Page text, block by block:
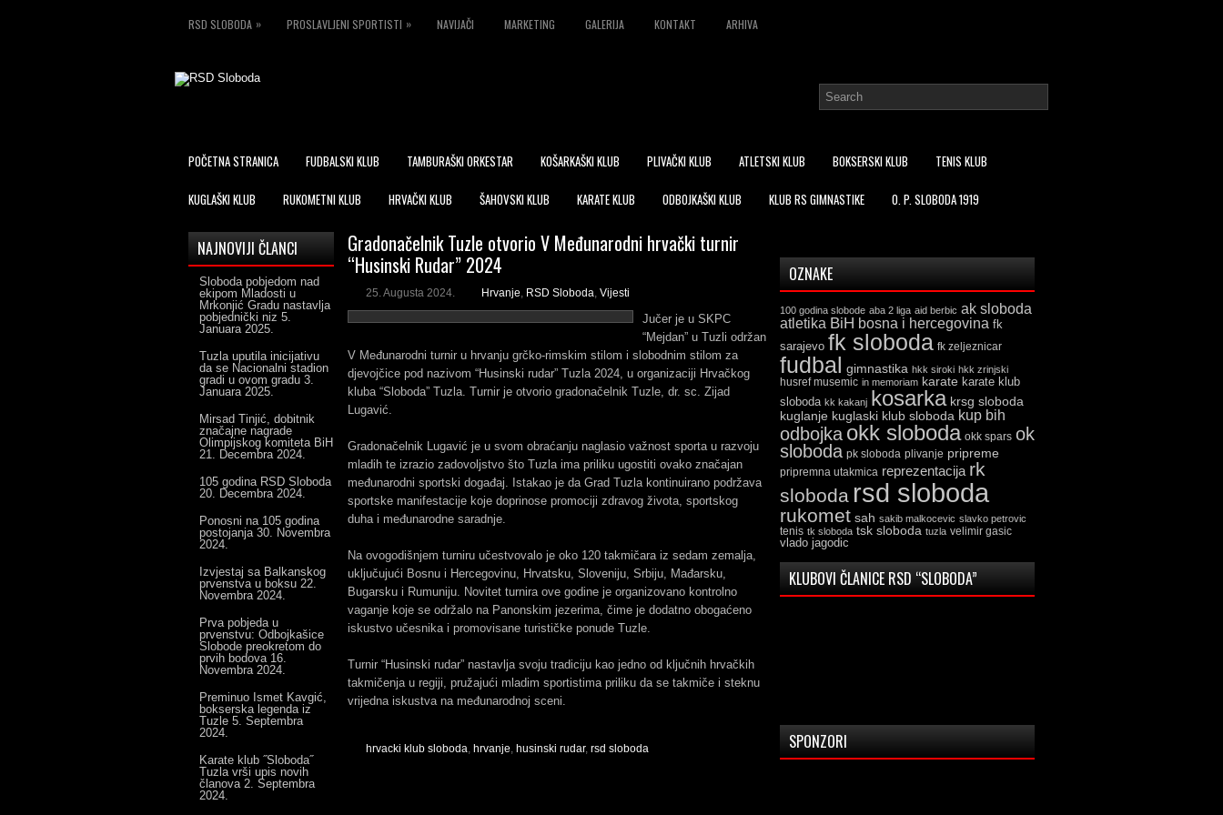
RSD SLOBODA » PROSLAVLJENI SPORTISTI » NAVIJAČI MARKETING GALERIJA KONTAKT ARHIVA
POČETNA STRANICA FUDBALSKI KLUB TAMBURAŠKI ORKESTAR KOŠARKAŠKI KLUB PLIVAČKI KLUB ATLETSKI KLUB BOKSERSKI KLUB TENIS KLUB
KUGLAŠKI KLUB RUKOMETNI KLUB HRVAČKI KLUB ŠAHOVSKI KLUB KARATE KLUB ODBOJKAŠKI KLUB KLUB RS GIMNASTIKE O. P. SLOBODA 1919
Gradonačelnik Tuzle otvorio V Međunarodni hrvački turnir
“Husinski Rudar” 2024
25. Augusta 2024. Hrvanje, RSD Sloboda, Vijesti
Jučer je u SKPC
“Mejdan” u Tuzli održan
V Međunarodni turnir u hrvanju grčko-rimskim stilom i slobodnim stilom za
djevojčice pod nazivom “Husinski rudar” Tuzla 2024, u organizaciji Hrvačkog
kluba “Sloboda” Tuzla. Turnir je otvorio gradonačelnik Tuzle, dr. sc. Zijad
Lugavić.
Gradonačelnik Lugavić je u svom obraćanju naglasio važnost sporta u razvoju
mladih te izrazio zadovoljstvo što Tuzla ima priliku ugostiti ovako značajan
međunarodni sportski događaj. Istakao je da Grad Tuzla kontinuirano podržava
sportske manifestacije koje doprinose promociji zdravog života, sportskog
duha i međunarodne saradnje.
Na ovogodišnjem turniru učestvovalo je oko 120 takmičara iz sedam zemalja,
uključujući Bosnu i Hercegovinu, Hrvatsku, Sloveniju, Srbiju, Mađarsku,
Bugarsku i Rumuniju. Novitet turnira ove godine je organizovano kontrolno
vaganje koje se održalo na Panonskim jezerima, čime je dodatno obogaćeno
iskustvo učesnika i promovisane turističke ponude Tuzle.
Turnir “Husinski rudar” nastavlja svoju tradiciju kao jedno od ključnih hrvačkih
takmičenja u regiji, pružajući mladim sportistima priliku da se takmiče i steknu
vrijedna iskustva na međunarodnoj sceni.
hrvacki klub sloboda, hrvanje, husinski rudar, rsd sloboda
NAJNOVIJI ČLANCI
Sloboda pobjedom nad
ekipom Mladosti u
Mrkonjić Gradu nastavlja
pobjednički niz 5.
Januara 2025.
Tuzla uputila inicijativu
da se Nacionalni stadion
gradi u ovom gradu 3.
Januara 2025.
Mirsad Tinjić, dobitnik
značajne nagrade
Olimpijskog komiteta BiH
21. Decembra 2024.
105 godina RSD Sloboda
20. Decembra 2024.
Ponosni na 105 godina
postojanja 30. Novembra
2024.
Izvjestaj sa Balkanskog
prvenstva u boksu 22.
Novembra 2024.
Prva pobjeda u
prvenstvu: Odbojkašice
Slobode preokretom do
prvih bodova 16.
Novembra 2024.
Preminuo Ismet Kavgić,
bokserska legenda iz
Tuzle 5. Septembra
2024.
Karate klub ˝Sloboda˝
Tuzla vrši upis novih
članova 2. Septembra
2024.
OZNAKE
100 godina slobode aba 2 liga aid berbic ak sloboda
atletika BiH bosna i hercegovina fk
sarajevo fk sloboda fk zeljeznicar
fudbal gimnastika hkk siroki hkk zrinjski
husref musemic in memoriam karate karate klub
sloboda kk kakanj kosarka krsg sloboda
kuglanje kuglaski klub sloboda kup bih
odbojka okk sloboda okk spars ok
sloboda pk sloboda plivanje pripreme
pripremna utakmica reprezentacija rk
sloboda rsd sloboda
rukomet sah sakib malkocevic slavko petrovic
tenis tk sloboda tsk sloboda tuzla velimir gasic
vlado jagodic
KLUBOVI ČLANICE RSD “SLOBODA”
SPONZORI